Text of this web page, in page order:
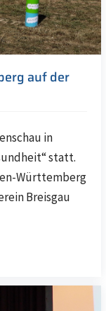
auf der
in
statt.
Württemberg
Breisgau